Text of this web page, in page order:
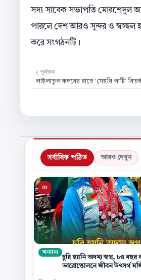
​সদ্য সাবেক সভাপতি মোরশেদুল
পারলে দেশ আরও সুন্দর ও স্বচ্ছল
করে সংগঠনটি।
পূর্বতন
লাইলাতুল কদরের রাতে ‘সেহরি পার্টি’
সর্বাধিক পঠিত আরও দেখুন
অন্যান্য
চুরি হয়নি অদম্য স্বপ্ন, ৮৪ বছর
ভারোত্তোলনে জীবন উৎসর্গ